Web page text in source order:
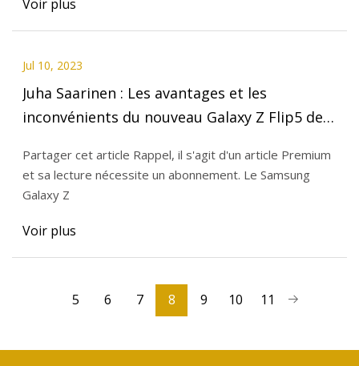
Voir plus
Jul 10, 2023
Juha Saarinen : Les avantages et les
inconvénients du nouveau Galaxy Z Flip5 de
Partager cet article Rappel, il s'agit d'un article Premium
et sa lecture nécessite un abonnement. Le Samsung
Galaxy Z
Voir plus
5 6 7 8 9 10 11